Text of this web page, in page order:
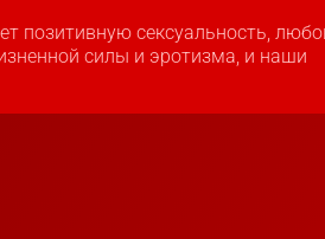
позитивную сексуальность,
силы и эротизма, и наши